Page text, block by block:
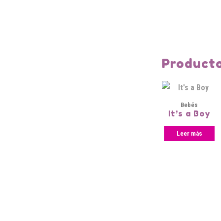
Bebés
It’s a Boy
Leer más